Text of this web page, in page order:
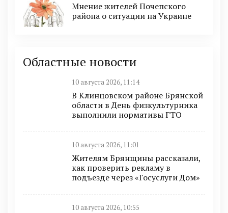
Мнение жителей Почепского
района о ситуации на Украине
Областные новости
10 августа 2026, 11:14
В Клинцовском районе Брянской
области в День физкультурника
выполнили нормативы ГТО
10 августа 2026, 11:01
Жителям Брянщины рассказали,
как проверить рекламу в
подъезде через «Госуслуги Дом»
10 августа 2026, 10:55